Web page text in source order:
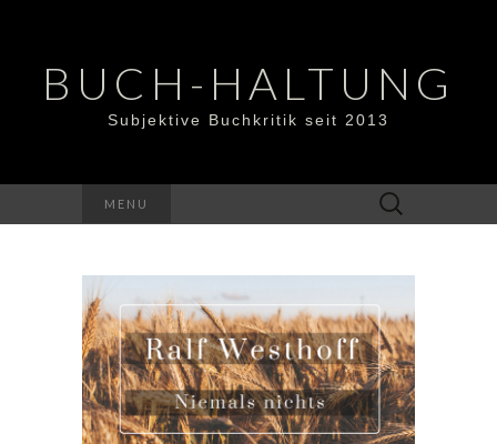
BUCH-HALTUNG
Subjektive Buchkritik seit 2013
MENU
Suchen
nach: